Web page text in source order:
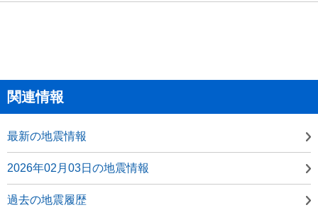
関連情報
最新の地震情報
2026年02月03日の地震情報
過去の地震履歴